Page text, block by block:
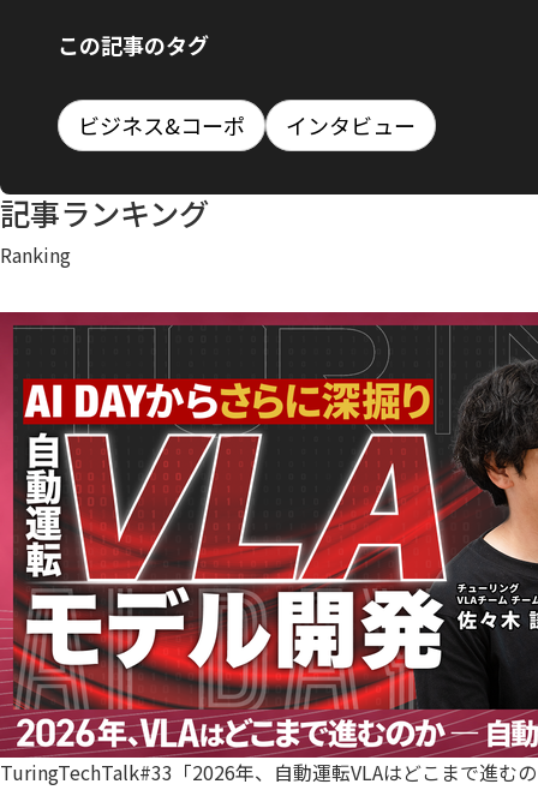
この記事のタグ
ビジネス&コーポ インタビュー
記事ランキング
Ranking
TuringTechTalk#33「2026年、自動運転VLAはどこまで進む